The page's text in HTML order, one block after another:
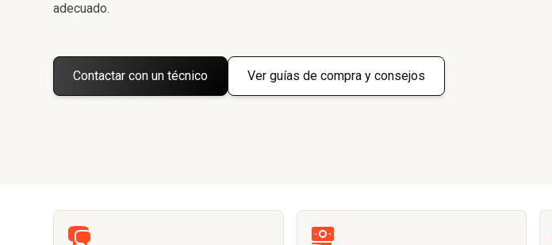
adecuado.
Contactar con un técnico Ver guías de compra y consejos